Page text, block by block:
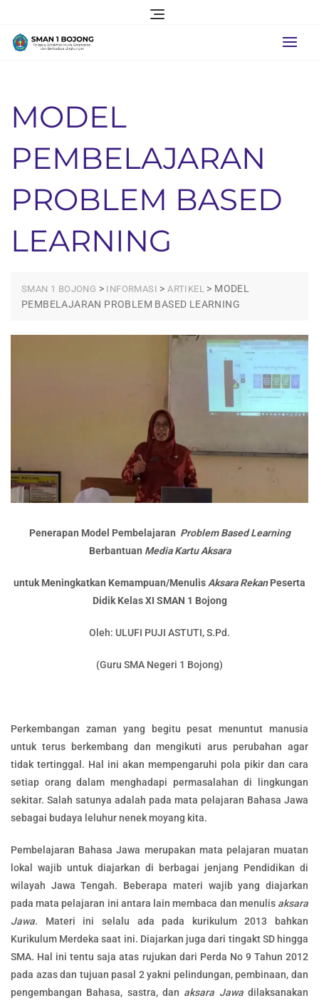
content
MODEL
PEMBELAJARAN
PROBLEM BASED
LEARNING
SMAN 1 BOJONG > INFORMASI >ARTIKEL > MODEL
PEMBELAJARAN PROBLEM BASED LEARNING
Penerapan Model Pembelajaran Problem Based Learning
Berbantuan Media Kartu Aksara
untuk Meningkatkan Kemampuan/Menulis Aksara RekanPeserta
Didik Kelas XI SMAN 1 Bojong
Oleh: ULUFI PUJI ASTUTI, S.Pd.
(Guru SMA Negeri 1 Bojong)
Perkembangan zaman yang begitu pesat menuntut manusia
untuk terus berkembang dan mengikuti arus perubahan agar
tidak tertinggal. Hal ini akan mempengaruhi pola pikir dan cara
setiap orang dalam menghadapi permasalahan di lingkungan
sekitar. Salah satunya adalah pada mata pelajaran Bahasa Jawa
sebagai budaya leluhur nenek moyang kita.
Pembelajaran Bahasa Jawa merupakan mata pelajaran muatan
lokal wajib untuk diajarkan di berbagai jenjang Pendidikan di
wilayah Jawa Tengah. Beberapa materi wajib yang diajarkan
pada mata pelajaran ini antara lain membaca dan menulis aksara
Jawa. Materi ini selalu ada pada kurikulum 2013 bahkan
Kurikulum Merdeka saat ini. Diajarkan juga dari tingakt SD hingga
SMA. Hal ini tentu saja atas rujukan dari Perda No 9 Tahun 2012
pada azas dan tujuan pasal 2 yakni pelindungan, pembinaan, dan
pengembangan Bahasa, sastra, dan aksara Jawadilaksanakan